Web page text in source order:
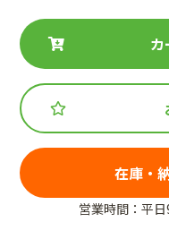
カ
在庫・
営業時間：平日